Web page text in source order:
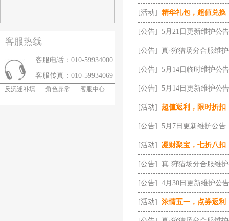
客服热线
客服电话：010-59934000
客服传真：010-59934069
反沉迷补填 角色异常 客服中心
[活动] 精华礼包，超值兑换
[公告] 5月21日更新维护公告
[公告] 真·狩猎场分合服维
[公告] 5月14日临时维护公告
[公告] 5月14日更新维护公告
[活动] 超值返利，限时折扣
[公告] 5月7日更新维护公告
[活动] 凝财聚宝，七折八扣
[公告] 真·狩猎场分合服维
[公告] 4月30日更新维护公告
[活动] 浓情五一，点券返利